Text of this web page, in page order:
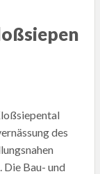
des
Die Bau- und